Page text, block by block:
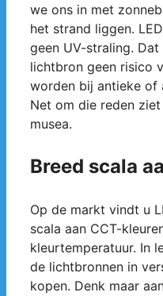
we ons in met
het strand liggen.
geen UV-straling.
lichtbron geen risico
worden bij antieke of
Net om die reden
musea.
Breed scala
Op de markt vindt u
scala aan CCT-
kleurtemperatuur. In
de lichtbronnen in
kopen. Denk maar